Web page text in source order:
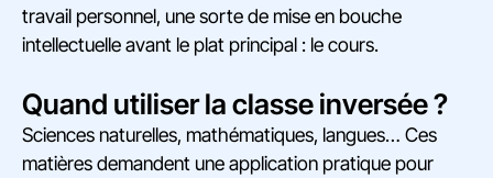
travail personnel, une sorte de mise en bouche
intellectuelle avant le plat principal : le cours.
Quand utiliser la classe inversée ?
Sciences naturelles, mathématiques, langues… Ces
matières demandent une application pratique pour